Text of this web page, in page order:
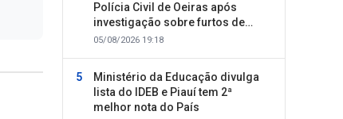
Polícia Civil de Oeiras após
investigação sobre furtos de
motocicletas
05/08/2026 19:18
Ministério da Educação divulga
lista do IDEB e Piauí tem 2ª
melhor nota do País